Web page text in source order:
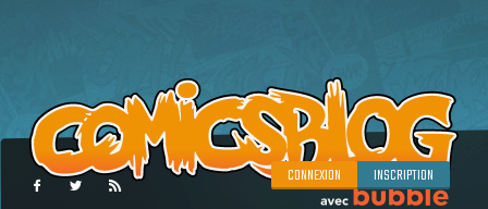
CONNEXION INSCRIPTION